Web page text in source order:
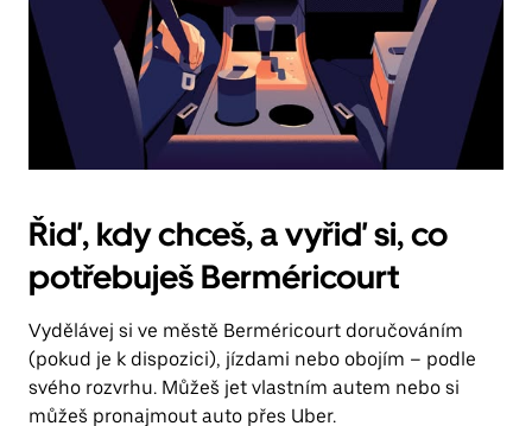
Řiď, kdy chceš, a vyřiď si, co
potřebuješ Berméricourt
Vydělávej si ve městě Berméricourt doručováním
(pokud je k dispozici), jízdami nebo obojím – podle
svého rozvrhu. Můžeš jet vlastním autem nebo si
můžeš pronajmout auto přes Uber.